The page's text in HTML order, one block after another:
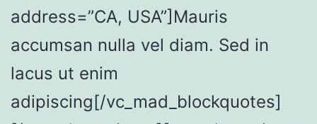
address=”CA, USA”]Mauris
accumsan nulla vel diam. Sed in
lacus ut enim
adipiscing[/vc_mad_blockquotes]